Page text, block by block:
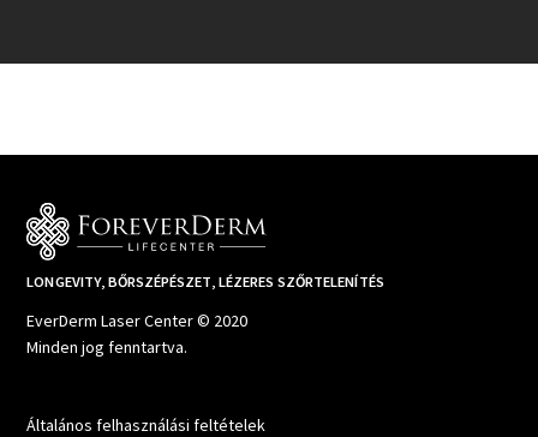
LONGEVITY, BŐRSZÉPÉSZET, LÉZERES SZŐRTELENÍTÉS
EverDerm Laser Center © 2020
Minden jog fenntartva.
Általános felhasználási feltételek